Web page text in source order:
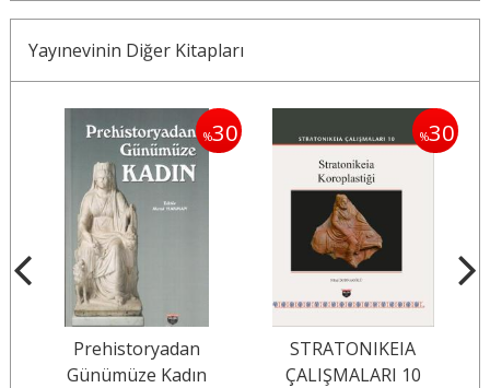
Yayınevinin Diğer Kitapları
%30
Prehistoryadan
Günümüze Kadın
%30
STRATONIKEIA
ÇALIŞMALARI 10